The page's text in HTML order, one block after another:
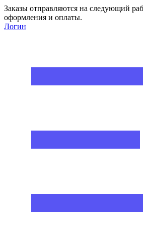
Заказы отправляются на следующий
оформления и оплаты.
Логин